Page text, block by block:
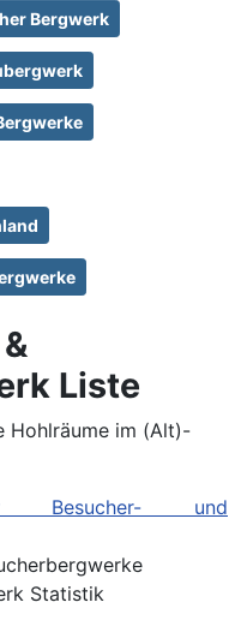
Bergwerk
Liste
Hohlräume im (Alt)-
Besucher- und
Statistik